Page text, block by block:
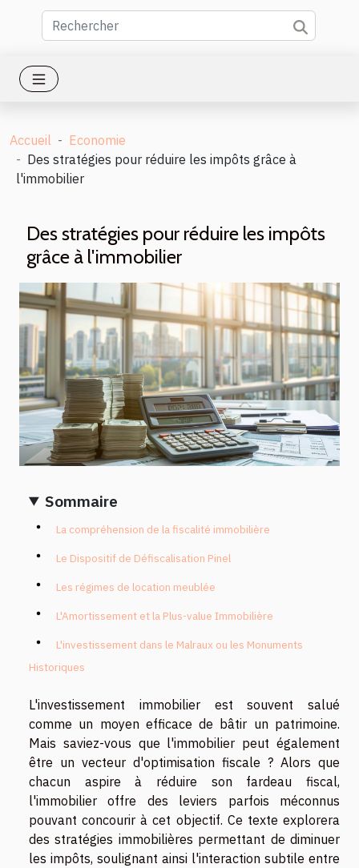
Accueil
Economie
Des stratégies pour réduire les impôts grâce à
l'immobilier
Des stratégies pour réduire les impôts
grâce à l'immobilier
Sommaire
La compréhension de la fiscalité immobilière
Le Dispositif de Défiscalisation Pinel
Les régimes de location meublée
L'Amortissement et la Plus-value Immobilière
L'investissement dans le Malraux ou les Monuments
Historiques
L'investissement immobilier est souvent salué
comme un moyen efficace de bâtir un patrimoine.
Mais saviez-vous que l'immobilier peut également
être un vecteur d'optimisation fiscale ? Alors que
chacun aspire à réduire son fardeau fiscal,
l'immobilier offre des leviers parfois méconnus
pouvant concourir à cet objectif. Ce texte explorera
des stratégies immobilières permettant de diminuer
les impôts, soulignant ainsi l'interaction subtile entre